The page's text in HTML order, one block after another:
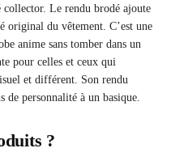
Le rendu brodé ajoute
original du vêtement. C’est une
anime sans tomber dans un
pour celles et ceux qui
et différent. Son rendu
personnalité à un basique.
?